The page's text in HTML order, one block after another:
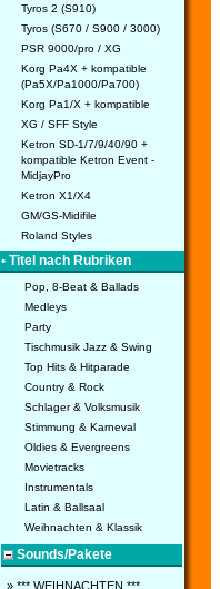
Tyros 2 (S910)
Tyros (S670 / S900 / 3000)
PSR 9000/pro / XG
Korg Pa4X + kompatible
(Pa5X/Pa1000/Pa700)
Korg Pa1/X + kompatible
XG / SFF Style
Ketron SD-1/7/9/40/90 +
kompatible Ketron Event -
MidjayPro
Ketron X1/X4
GM/GS-Midifile
Roland Styles
• Titel nach Rubriken
Pop, 8-Beat & Ballads
Medleys
Party
Tischmusik Jazz & Swing
Top Hits & Hitparade
Country & Rock
Schlager & Volksmusik
Stimmung & Karneval
Oldies & Evergreens
Movietracks
Instrumentals
Latin & Ballsaal
Weihnachten & Klassik
Sounds/Pakete
» *** WEIHNACHTEN ***